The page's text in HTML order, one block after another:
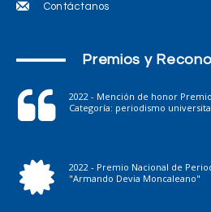
Contáctanos
Premios y
2022 - Mención de honor
Categoría: periodismo
2022 - Premio Nacional de
"Armando Devia Moncaleano"